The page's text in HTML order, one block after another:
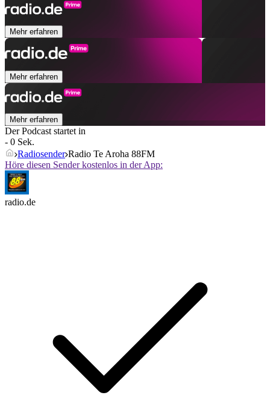
Mehr erfahren
Mehr erfahren
Mehr erfahren
Der Podcast startet in
- 0 Sek.
Radiosender Radio Te Aroha 88FM
Höre diesen Sender kostenlos in der App:
radio.de